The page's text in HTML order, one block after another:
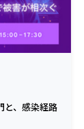
と、感染経路